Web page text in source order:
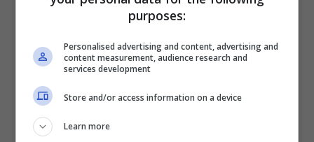
Zoom otticoeccezionale per laFujifilm
anche se le dimensioni finali sono simili a
quelle di una 18-55mm; non può mancare lo
purposes:
Personalised advertising and content, advertising and
content measurement, audience research and
services development
Store and/or access information on a device
Learn more